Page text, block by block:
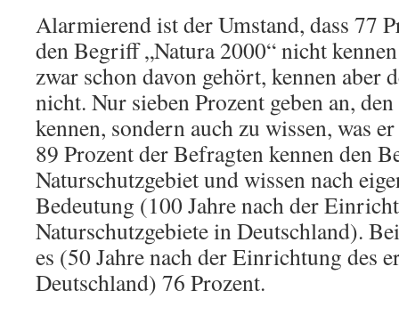
Alarmierend ist der Umstand, dass 77
den Begriff „Natura 2000“ nicht
zwar schon davon gehört, kennen aber
nicht. Nur sieben Prozent geben an,
kennen, sondern auch zu wissen, was
89 Prozent der Befragten kennen den
Naturschutzgebiet und wissen nach
Bedeutung (100 Jahre nach der
Naturschutzgebiete in Deutschland).
es (50 Jahre nach der Einrichtung des
Deutschland) 76 Prozent.